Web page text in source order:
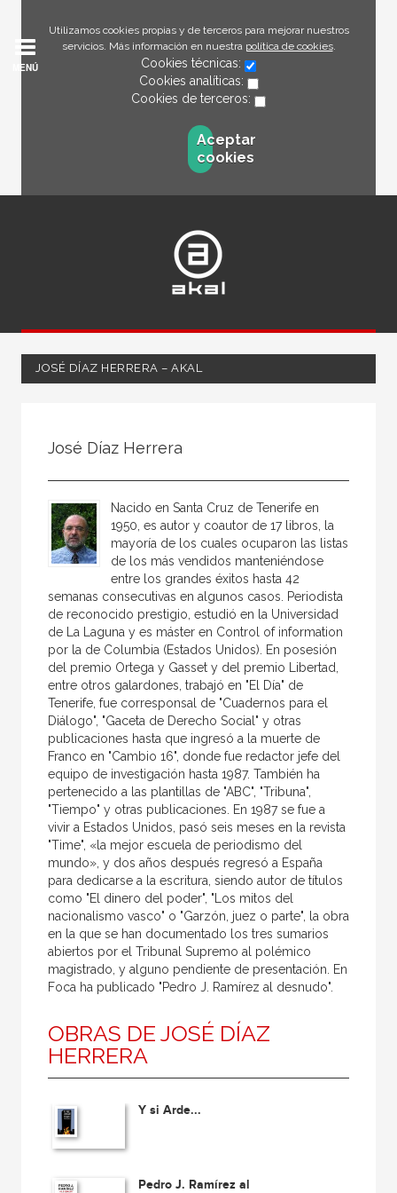
Utilizamos cookies propias y de terceros para mejorar nuestros
servicios. Más información en nuestra política de cookies.
Cookies técnicas:
Cookies analíticas:
Cookies de terceros:
Aceptar
cookies
MENÚ
JOSÉ DÍAZ HERRERA – AKAL
Coordinador
Editor
Escritor
Escritora
Ilustrador
Prologuista
Traductor
Traductora
José Díaz Herrera
Nacido en Santa Cruz de Tenerife en
1950, es autor y coautor de 17 libros, la
mayoría de los cuales ocuparon las listas
de los más vendidos manteniéndose
entre los grandes éxitos hasta 42
semanas consecutivas en algunos casos. Periodista
de reconocido prestigio, estudió en la Universidad
de La Laguna y es máster en Control of information
por la de Columbia (Estados Unidos). En posesión
del premio Ortega y Gasset y del premio Libertad,
entre otros galardones, trabajó en "El Día" de
Tenerife, fue corresponsal de "Cuadernos para el
Diálogo", "Gaceta de Derecho Social" y otras
publicaciones hasta que ingresó a la muerte de
Franco en "Cambio 16", donde fue redactor jefe del
equipo de investigación hasta 1987. También ha
pertenecido a las plantillas de "ABC", "Tribuna",
"Tiempo" y otras publicaciones. En 1987 se fue a
vivir a Estados Unidos, pasó seis meses en la revista
"Time", «la mejor escuela de periodismo del
mundo», y dos años después regresó a España
para dedicarse a la escritura, siendo autor de títulos
como "El dinero del poder", "Los mitos del
nacionalismo vasco" o "Garzón, juez o parte", la obra
en la que se han documentado los tres sumarios
abiertos por el Tribunal Supremo al polémico
magistrado, y alguno pendiente de presentación. En
Foca ha publicado "Pedro J. Ramírez al desnudo".
OBRAS DE JOSÉ DÍAZ
HERRERA
Y si Arde...
Pedro J. Ramírez al